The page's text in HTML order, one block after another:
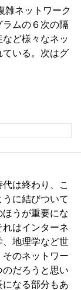
雑ネットワーク
ムの６次の隔
ど様々なネッ
ている。次はグ
は終わり、こ
に結びついて
うが重要にな
はインターネ
、地理学など世
のネットワー
だろうと思い
なる部分もあ